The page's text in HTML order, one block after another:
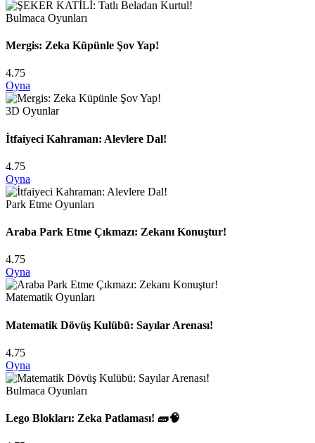
Bulmaca Oyunları
Mergis: Zeka Küpünle Şov Yap!
4.75
Oyna
3D Oyunlar
İtfaiyeci Kahraman: Alevlere Dal!
4.75
Oyna
Park Etme Oyunları
Araba Park Etme Çıkmazı: Zekanı Konuştur!
4.75
Oyna
Matematik Oyunları
Matematik Dövüş Kulübü: Sayılar Arenası!
4.75
Oyna
Bulmaca Oyunları
Lego Blokları: Zeka Patlaması! 🧱🧠